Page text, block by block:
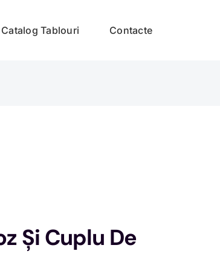
Catalog Tablouri Contacte
Și Cuplu De